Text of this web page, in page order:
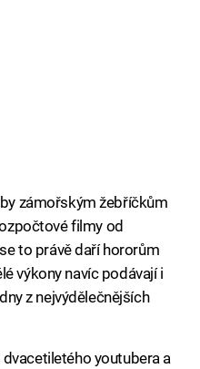
zámořským žebříčkům
filmy od
to právě daří hororům
výkony navíc podávají i
z nejvýdělečnějších
youtubera a